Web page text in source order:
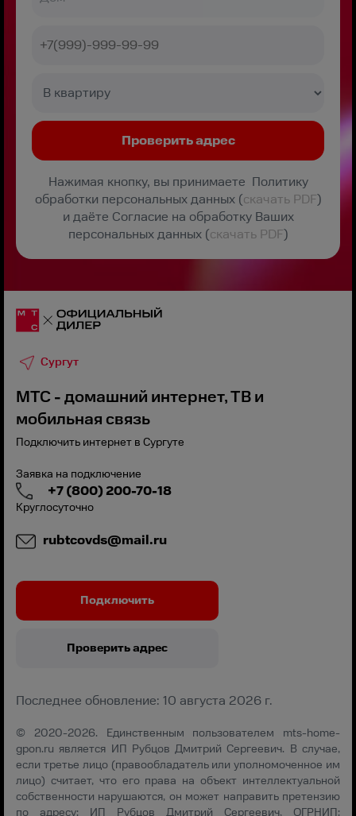
Нажимая кнопку, вы принимаете Политику
обработки персональных данных (скачать PDF)
и даёте Согласие на обработку Ваших
персональных данных (скачать PDF)
Сургут
МТС - домашний интернет, ТВ и
мобильная связь
Подключить интернет в Сургуте
Заявка на подключение
+7 (800) 200-70-18
Круглосуточно
rubtcovds@mail.ru
Подключить
Проверить адрес
Последнее обновление: 10 августа 2026 г.
© 2020-2026. Единственным пользователем mts-home-
gpon.ru является ИП Рубцов Дмитрий Сергеевич. В случае,
если третье лицо (правообладатель или уполномоченное им
лицо) считает, что его права на объект интеллектуальной
собственности нарушаются, он может направить претензию
по адресу: ИП Рубцов Дмитрий Сергеевич, ОГРНИП: